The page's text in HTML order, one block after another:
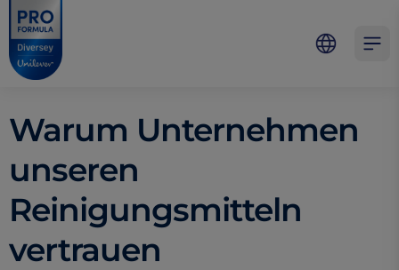
Skip to main content
Skip to navigation
Skip to footer
Pro Formula
Warum Unternehmen
unseren
Reinigungsmitteln
vertrauen